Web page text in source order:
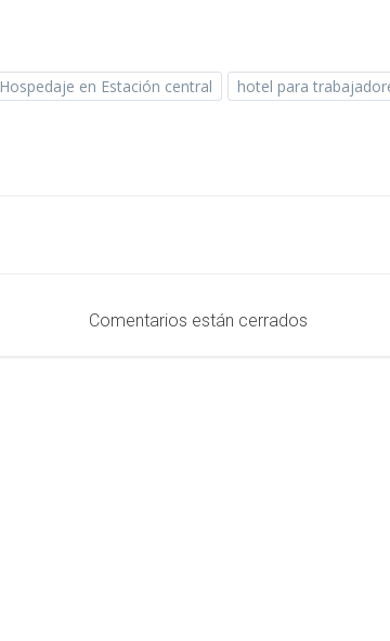
Hospedaje en Estación central
hotel para
Comentarios están cerrados